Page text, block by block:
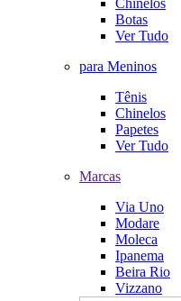
Botas
Ver Tudo
para Meninos
Tênis
Chinelos
Papetes
Ver Tudo
Marcas
Via Uno
Modare
Moleca
Ipanema
Beira Rio
Vizzano